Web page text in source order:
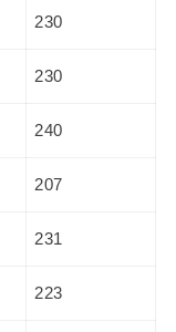
230
230
240
207
231
223